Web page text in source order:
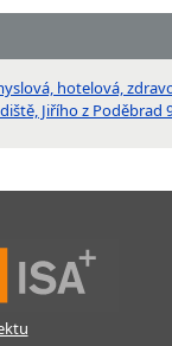
hotelová,
Jiřího z Poděbrad